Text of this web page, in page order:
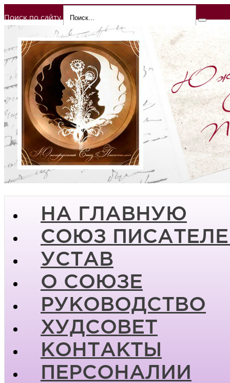
Поиск по сайту
НА ГЛАВНУЮ
СОЮЗ
УСТАВ
О СОЮЗЕ
РУКОВОДСТВО
ХУДСОВЕТ
КОНТАКТЫ
ПЕРСОНАЛИИ